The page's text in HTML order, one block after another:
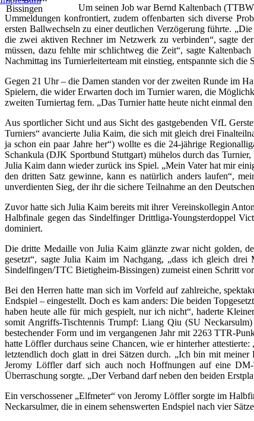
Um seinen Job war Bernd Kaltenbach
Ummeldungen konfrontiert, zudem offenbarten sich diverse
ersten Ballwechseln zu einer deutlichen Verzögerung führte.
die zwei aktiven Rechner im Netzwerk zu verbinden“, sagte
müssen, dazu fehlte mir schlichtweg die Zeit“, sagte
Nachmittag ins Turnierleiterteam mit einstieg, entspannte sich
Gegen 21 Uhr – die Damen standen vor der zweiten Runde im
Spielern, die wider Erwarten doch im Turnier waren, die
zweiten Turniertag fern. „Das Turnier hatte heute nicht einmal
Aus sportlicher Sicht und aus Sicht des gastgebenden VfL
Turniers“ avancierte Julia Kaim, die sich mit gleich drei
ja schon ein paar Jahre her“) wollte es die 24-jährige
Schankula (DJK Sportbund Stuttgart) mühelos durch das
Julia Kaim dann wieder zurück ins Spiel. „Mein Vater hat mir
den dritten Satz gewinne, kann es natürlich anders laufen“,
unverdienten Sieg, der ihr die sichere Teilnahme an den
Zuvor hatte sich Julia Kaim bereits mit ihrer Vereinskollegin
Halbfinale gegen das Sindelfinger Drittliga-Youngsterdoppel
dominiert.
Die dritte Medaille von Julia Kaim glänzte zwar nicht golden,
gesetzt“, sagte Julia Kaim im Nachgang, „dass ich gleich
Sindelfingen/TTC Bietigheim-Bissingen) zumeist einen Schritt
Bei den Herren hatte man sich im Vorfeld auf zahlreiche,
Endspiel – eingestellt. Doch es kam anders: Die beiden
haben heute alle für mich gespielt, nur ich nicht“, haderte
somit Angriffs-Tischtennis Trumpf: Liang Qiu (SU
bestechender Form und im vergangenen Jahr mit 2263 TTR-
hatte Löffler durchaus seine Chancen, wie er hinterher
letztendlich doch glatt in drei Sätzen durch. „Ich bin mit
Jeromy Löffler darf sich auch noch Hoffnungen auf eine
Überraschung sorgte. „Der Verband darf neben den beiden
Ein verschossener „Elfmeter“ von Jeromy Löffler sorgte im
Neckarsulmer, die in einem sehenswerten Endspiel nach vier